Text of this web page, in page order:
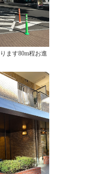
ます80m程お進